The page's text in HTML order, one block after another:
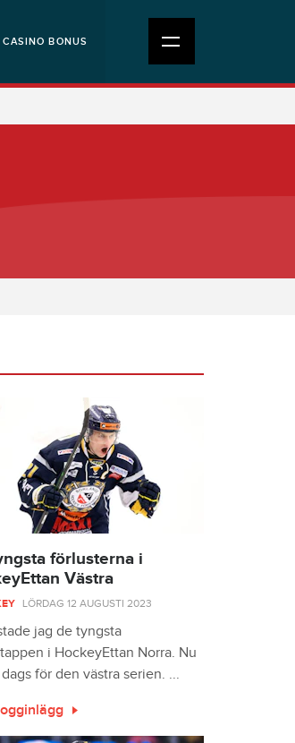
CASINO BONUS
förlusterna i
Västra
LÖRDAG 12 AUGUSTI 2023
jag de tyngsta
i HockeyEttan Norra. Nu
för den västra serien. ...